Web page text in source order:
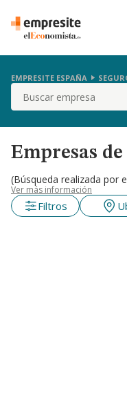
EMPRESITE ESPAÑA
Buscar
Empresas
(Búsqueda realizada por
Ver más información
Filtros